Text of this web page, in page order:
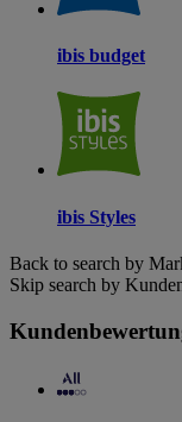
ibis budget
ibis Styles
Back to search by
Skip search by